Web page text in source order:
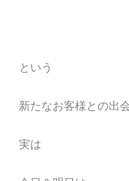
という
新たなお客様との出
実は